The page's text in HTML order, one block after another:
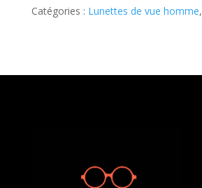
Catégories : Lunettes de vue homme,